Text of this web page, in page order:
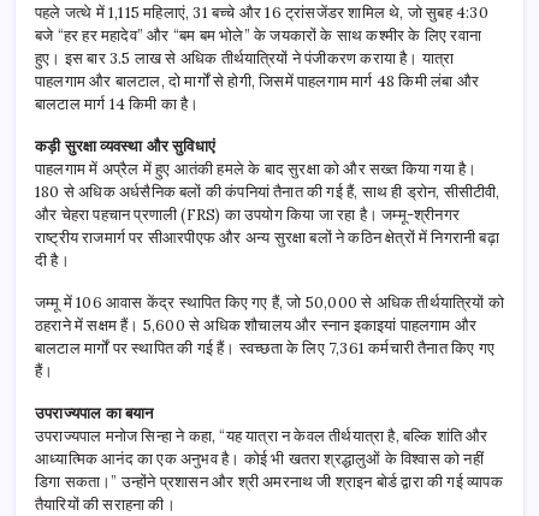
पहले जत्थे में 1,115 महिलाएं, 31 बच्चे और 16 ट्रांसजेंडर शामिल थे, जो सुबह 4:30
बजे “हर हर महादेव” और “बम बम भोले” के जयकारों के साथ कश्मीर के लिए रवाना
हुए। इस बार 3.5 लाख से अधिक तीर्थयात्रियों ने पंजीकरण कराया है। यात्रा
पाहलगाम और बालटाल, दो मार्गों से होगी, जिसमें पाहलगाम मार्ग 48 किमी लंबा और
बालटाल मार्ग 14 किमी का है।
कड़ी सुरक्षा व्यवस्था और सुविधाएं
पाहलगाम में अप्रैल में हुए आतंकी हमले के बाद सुरक्षा को और सख्त किया गया है।
180 से अधिक अर्धसैनिक बलों की कंपनियां तैनात की गई हैं, साथ ही ड्रोन, सीसीटीवी,
और चेहरा पहचान प्रणाली (FRS) का उपयोग किया जा रहा है। जम्मू-श्रीनगर
राष्ट्रीय राजमार्ग पर सीआरपीएफ और अन्य सुरक्षा बलों ने कठिन क्षेत्रों में निगरानी बढ़ा
दी है।
जम्मू में 106 आवास केंद्र स्थापित किए गए हैं, जो 50,000 से अधिक तीर्थयात्रियों को
ठहराने में सक्षम हैं। 5,600 से अधिक शौचालय और स्नान इकाइयां पाहलगाम और
बालटाल मार्गों पर स्थापित की गई हैं। स्वच्छता के लिए 7,361 कर्मचारी तैनात किए गए
हैं।
उपराज्यपाल का बयान
उपराज्यपाल मनोज सिन्हा ने कहा, “यह यात्रा न केवल तीर्थयात्रा है, बल्कि शांति और
आध्यात्मिक आनंद का एक अनुभव है। कोई भी खतरा श्रद्धालुओं के विश्वास को नहीं
डिगा सकता।” उन्होंने प्रशासन और श्री अमरनाथ जी श्राइन बोर्ड द्वारा की गई व्यापक
तैयारियों की सराहना की।